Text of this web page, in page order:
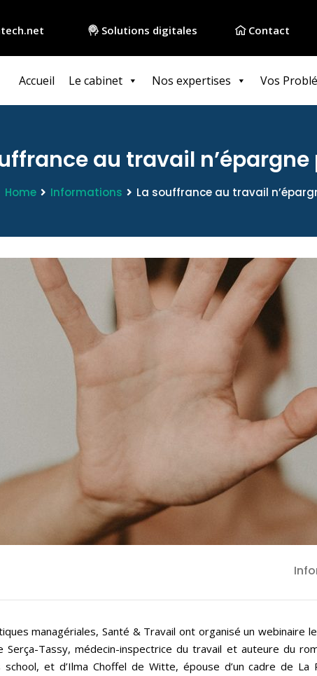
Solutions digitales Contact
Accueil Le cabinet Nos expertises Vos
au travail
Home Informations La souffrance au travail
managériales, Santé & Travail ont organisé un webinaire
Serça-Tassy, médecin-inspectrice du travail et auteure du
et d’Ilma Choffel de Witte, épouse d’un cadre de